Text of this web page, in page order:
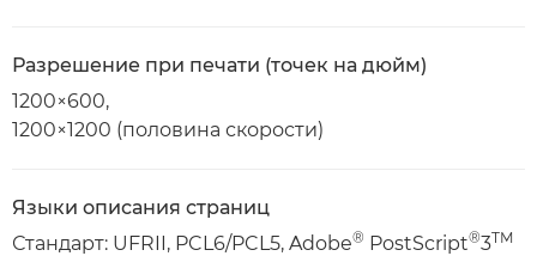
Разрешение при печати (точек на дюйм)
1200×600,
1200×1200 (половина скорости)
Языки описания страниц
Стандарт: UFRII, PCL6/PCL5, Adobe® PostScript®3TM